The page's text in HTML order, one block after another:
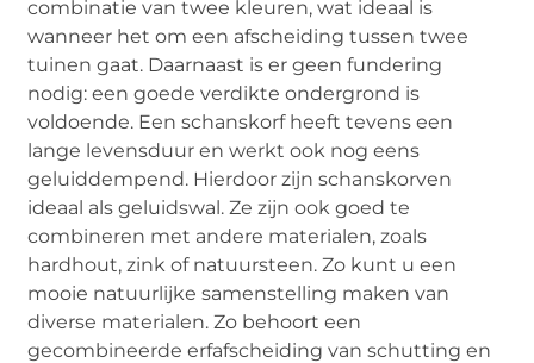
combinatie van twee kleuren, wat ideaal is
wanneer het om een afscheiding tussen twee
tuinen gaat. Daarnaast is er geen fundering
nodig: een goede verdikte ondergrond is
voldoende. Een schanskorf heeft tevens een
lange levensduur en werkt ook nog eens
geluiddempend. Hierdoor zijn schanskorven
ideaal als geluidswal. Ze zijn ook goed te
combineren met andere materialen, zoals
hardhout, zink of natuursteen. Zo kunt u een
mooie natuurlijke samenstelling maken van
diverse materialen. Zo behoort een
gecombineerde erfafscheiding van schutting en